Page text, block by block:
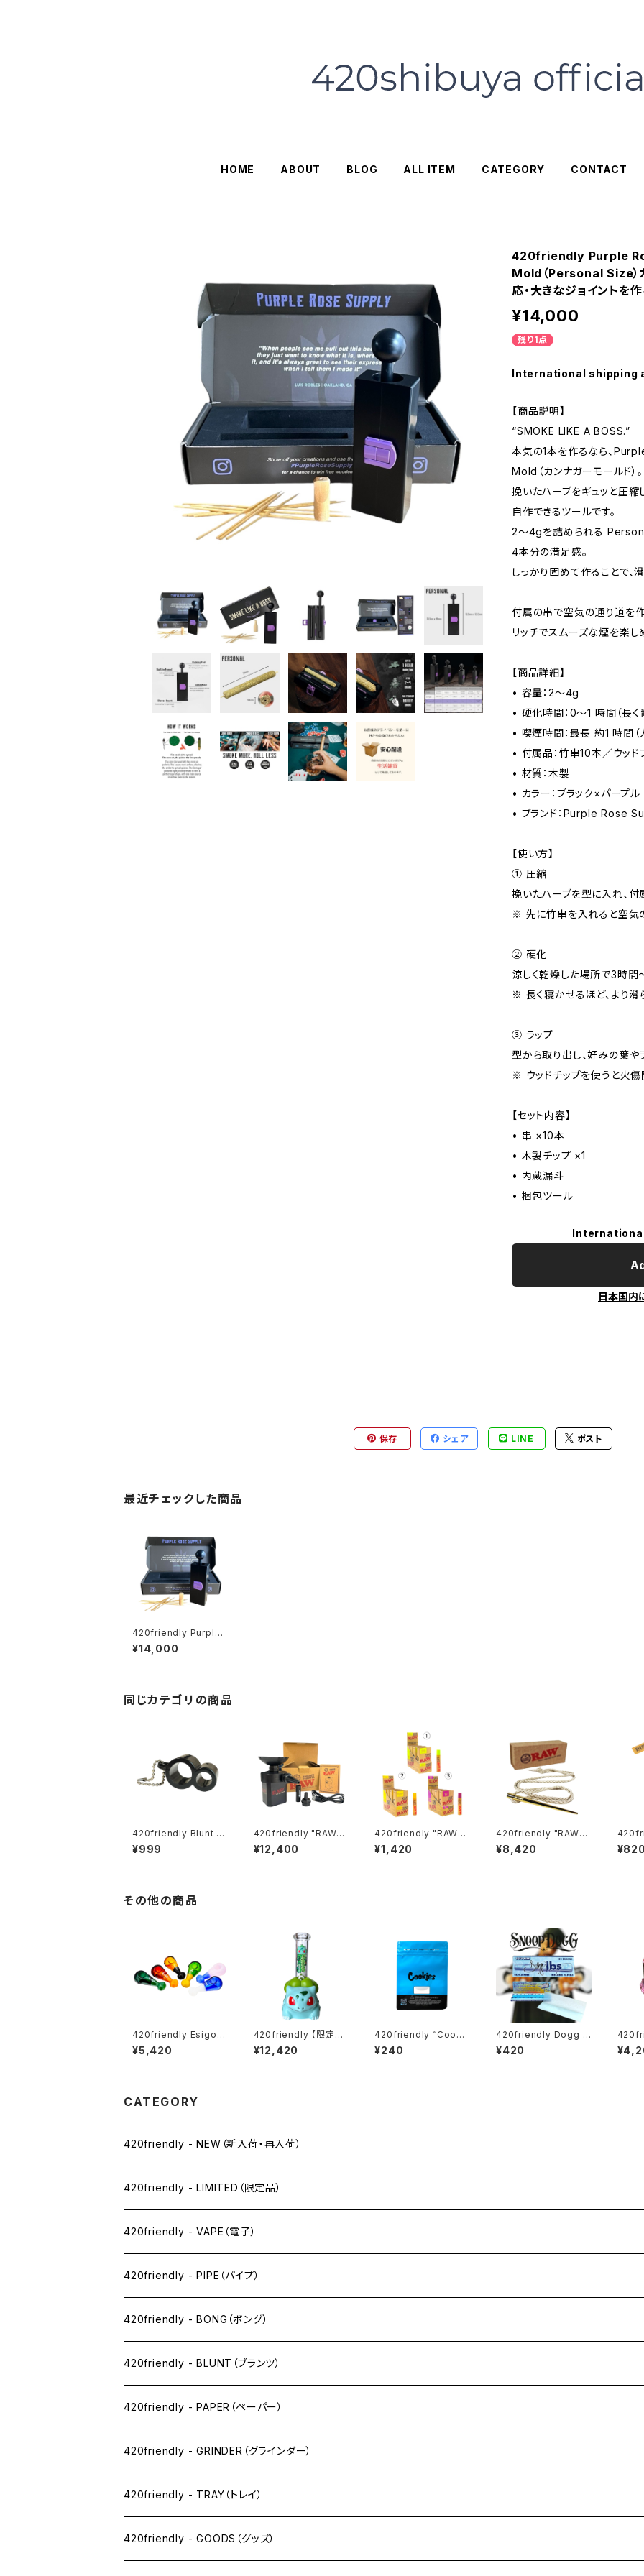
HOME ABOUT BLOG ALL ITEM CATEGORY CONTACT
420friendly Purple
Mold（Personal Size）
応・大きなジョイントを
¥14,000
残り1点
International shipping
【商品説明】
“SMOKE LIKE A BOSS.”
本気の1本を作るなら、
Mold（カンナガーモールド）。
挽いたハーブをギュッと圧縮
自作できるツールです。
2〜4gを詰められる
4本分の満足感。
しっかり固めて作ることで、
付属の串で空気の通り道を作
リッチでスムーズな煙を楽し
【商品詳細】
• 容量：2～4g
• 硬化時間：0～1 時間（長く
• 喫煙時間：最長 約1 時間（
• 付属品：竹串10本／ウッド
• 材質：木製
• カラー：ブラック×パープル
• ブランド：Purple Rose
【使い方】
① 圧縮
挽いたハーブを型に入れ、付
※ 先に竹串を入れると空気
② 硬化
涼しく乾燥した場所で3時間
※ 長く寝かせるほど、より滑
③ ラップ
型から取り出し、好みの葉や
※ ウッドチップを使うと火傷
【セット内容】
• 串 ×10本
• 木製チップ ×1
• 内蔵漏斗
• 梱包ツール
日本国内
保存 シェア LINE ポスト
最近チェックした商品
420friendly Purple
Rose Supply｜Cann
agar Mold（Personal
キット
¥14,000
同じカテゴリの商品
420friendly Blunt S
plitter Pro｜ブラント
専用2WAYカッター（キ
¥999
420friendly "RAW"
再々々々入荷！笑いを呼
ぶRAWの究極デバイス
¥12,400
420friendly "RAW"
Terp スプレー ボトル
¥1,420
420friendly "RAW"
GOLD ポーカーと編み
込み麻ネックレス 24K
¥8,420
Mini
（ロウ
¥820
その他の商品
420friendly Esigo
(エジーゴ) - ミニスプ
ーン ガラスパイプ
¥5,420
420friendly 【限定コ
レクション】Green Bu
d Monster Bong / グ
¥12,420
420friendly “Cooki
es CA Mylar Bag – B
LUE / 28g” クッキー
¥240
420friendly Dogg l
bs - Blue Paisley R
olling Papers / 1¼サ
¥420
r (4層
CATEGORY
420friendly - NEW（新入荷・再入荷）
420friendly - LIMITED（限定品）
420friendly - VAPE（電子）
ペン下
ニコパフ系
ドライ系
ワックス系
420friendly - PIPE（パイプ）
420friendly - BONG（ボング）
420friendly - BLUNT（ブランツ）
420friendly - PAPER（ペーパー）
SW(シングルワイド）サイズ
1 1/4サイズ
キングサイズスリム
420friendly - GRINDER（グラインダー）
420friendly - TRAY（トレイ）
420friendly - GOODS（グッズ）